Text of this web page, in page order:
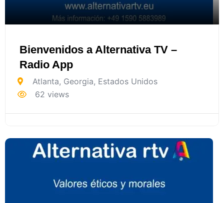
Bienvenidos a Alternativa TV –
Radio App
Atlanta, Georgia, Estados Unidos
62 views